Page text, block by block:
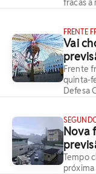
fracas a
FRENTE
Vai
Frente
quinta-
Defesa
Nova
Tempo